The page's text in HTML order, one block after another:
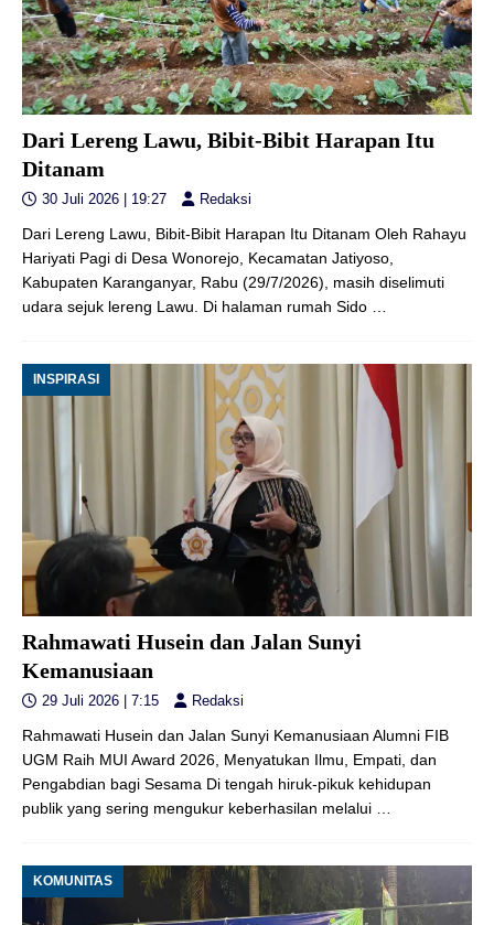
Dari Lereng Lawu, Bibit-Bibit Harapan Itu
Ditanam
30 Juli 2026 | 19:27 Redaksi
Dari Lereng Lawu, Bibit-Bibit Harapan Itu Ditanam Oleh Rahayu
Hariyati Pagi di Desa Wonorejo, Kecamatan Jatiyoso,
Kabupaten Karanganyar, Rabu (29/7/2026), masih diselimuti
udara sejuk lereng Lawu. Di halaman rumah Sido
INSPIRASI
Rahmawati Husein dan Jalan Sunyi
Kemanusiaan
29 Juli 2026 | 7:15 Redaksi
Rahmawati Husein dan Jalan Sunyi Kemanusiaan Alumni FIB
UGM Raih MUI Award 2026, Menyatukan Ilmu, Empati, dan
Pengabdian bagi Sesama Di tengah hiruk-pikuk kehidupan
publik yang sering mengukur keberhasilan melalui …
KOMUNITAS